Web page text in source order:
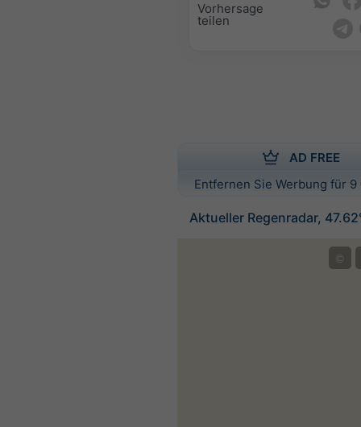
Vorhersage
teilen
AD FREE
Entfernen Sie Werbung für
Aktueller Regenradar,
©